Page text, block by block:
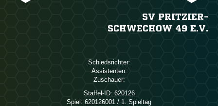
SV PRITZIER-
SCHWECHOW 49 E.V.
Schiedsrichter:
Assistenten:
Zuschauer:
Staffel-ID: 620126
Spiel: 620126001 / 1. Spieltag